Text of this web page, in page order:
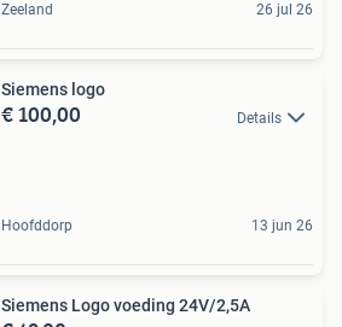
Zeeland 26 jul 26
Siemens logo
€ 100,00 Details
Hoofddorp 13 jun 26
Siemens Logo voeding 24V/2,5A